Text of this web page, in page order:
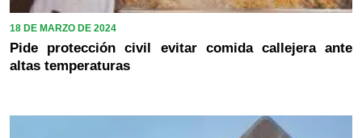
18 DE MARZO DE 2024
Pide protección civil evitar comida callejera ante
altas temperaturas